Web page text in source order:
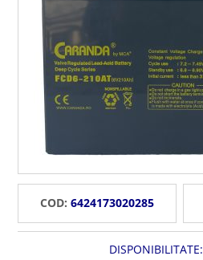
COD: 6424173020285
DISPONIBILITATE: